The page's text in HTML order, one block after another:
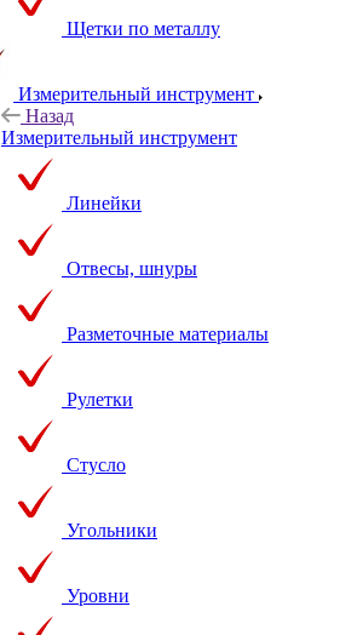
Щетки по металлу
Измерительный инструмент
Назад
Измерительный инструмент
Линейки
Отвесы, шнуры
Разметочные материалы
Рулетки
Стусло
Угольники
Уровни